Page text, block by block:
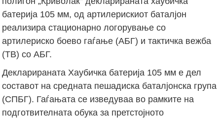
батерија 105 мм, од артилерискиот баталјон
реализира стационарно логорување со
артилериско боево гаѓање (АБГ) и тактичка вежба
(ТВ) со АБГ.
Декларираната Хаубичка батерија 105 мм е дел
составот на средната пешадиска баталјонска група
(СПБГ). Гаѓањата се изведуваа во рамките на
подготвителната обука за претстојното